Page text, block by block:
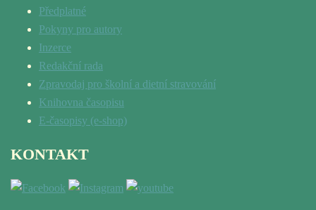
Předplatné
Pokyny pro autory
Inzerce
Redakční rada
Zpravodaj pro školní a dietní stravování
Knihovna časopisu
E-časopisy (e-shop)
KONTAKT